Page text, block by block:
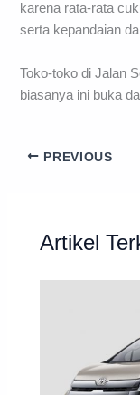
karena rata-rata
serta kepandaian
Toko-toko di Jalan
biasanya ini buka
PREVIOUS
Artikel